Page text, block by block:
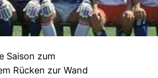
Saison zum
Rücken zur Wand